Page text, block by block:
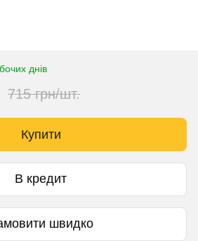
днів
715 грн/шт.
Купити
В кредит
швидко